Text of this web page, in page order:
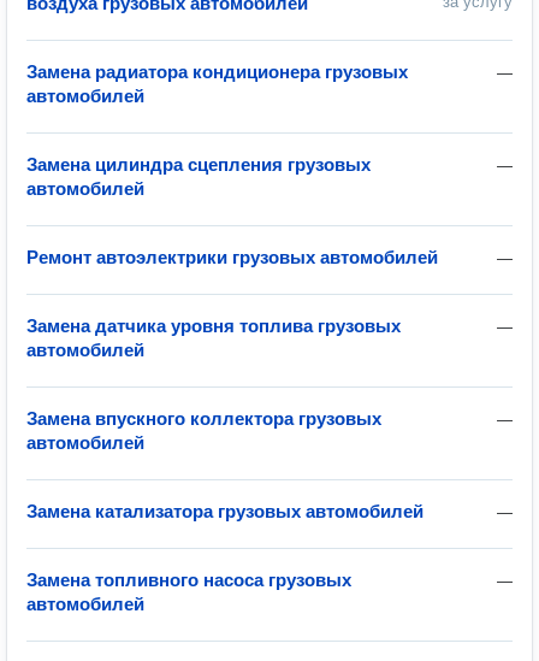
—
Замена радиатора кондиционера грузовых
автомобилей
—
Замена цилиндра сцепления грузовых
автомобилей
—
Ремонт автоэлектрики грузовых автомобилей
—
Замена датчика уровня топлива грузовых
автомобилей
—
Замена впускного коллектора грузовых
автомобилей
—
Замена катализатора грузовых автомобилей
—
Замена топливного насоса грузовых
автомобилей